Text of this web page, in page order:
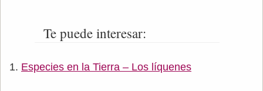
Te puede interesar:
Especies en la Tierra – Los líquenes